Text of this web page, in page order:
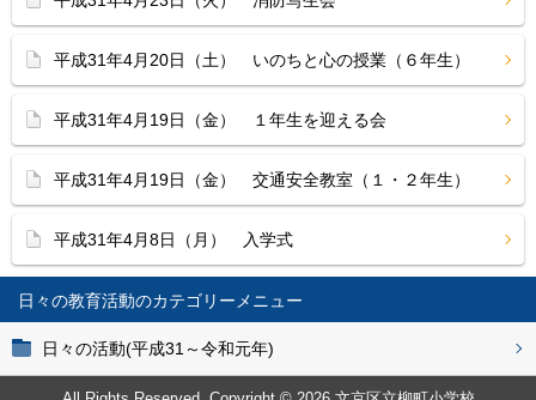
日々の教育活動
日々の活動(平成31～令和元年)
平成31年4月20日（土） いのちと心の授業（６年生）
平成31年4月19日（金） １年生を迎える会
平成31年4月19日（金） 交通安全教室（１・２年生）
平成31年4月8日（月） 入学式